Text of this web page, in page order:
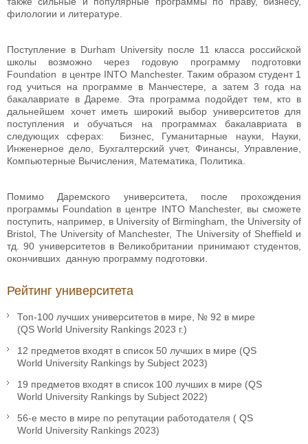
филологии и литературе.
Поступление в Durham University после 11 класса российской
школы возможно через годовую программу подготовки
Foundation в центре INTO Manchester. Таким образом студент 1
год учиться на программе в Манчестере, а затем 3 года на
бакалавриате в Дареме. Эта программа подойдет тем, кто в
дальнейшем хочет иметь широкий выбор университетов для
поступления и обучаться на программах бакалавриата в
следующих сферах: Бизнес, Гуманитарные науки, Науки,
Инженерное дело, Бухгалтерский учет, Финансы, Управление,
Компьютерные Вычисления, Математика, Политика.
Помимо Даремского университета, после прохождения
программы Foundation в центре INTO Manchester, вы сможете
поступить, например, в University of Birmingham, the University of
Bristol, The University of Manchester, The University of Sheffield и
тд. 90 университетов в Великобритании принимают студентов,
окончивших данную программу подготовки.
Рейтинг университета
Топ-100 лучших университетов в мире, № 92 в мире
(QS World University Rankings 2023 г.)
12 предметов входят в список 50 лучших в мире (QS
World University Rankings by Subject 2023)
19 предметов входят в список 100 лучших в мире (QS
World University Rankings by Subject 2022)
56-е место в мире по репутации работодателя ( QS
World University Rankings 2023)